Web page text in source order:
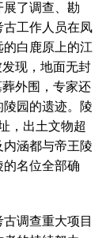
了调查、勘
工作人员在凤
白鹿原上的江
现，地面无封
外围，专家还
园的遗迹。陵
，出土文物超
内涵都与帝王陵
名位全部确
调查重大项目